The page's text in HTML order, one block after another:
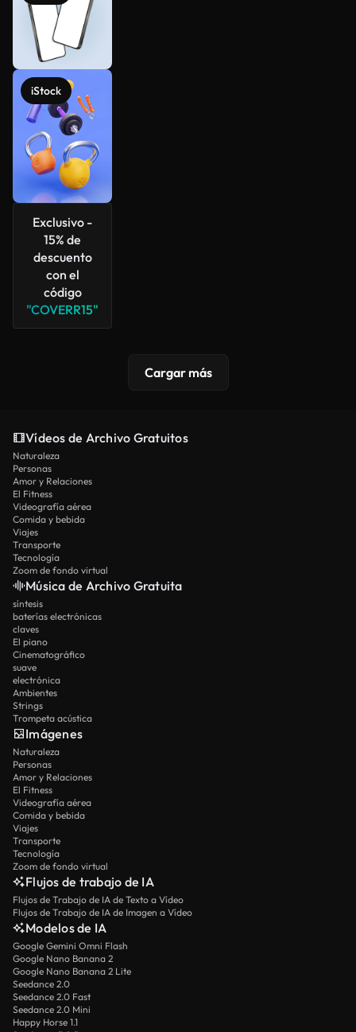
iStock
Exclusivo -
15% de
descuento
con el
código
"COVERR15"
Cargar más
Vídeos de Archivo Gratuitos
Naturaleza
Personas
Amor y Relaciones
El Fitness
Videografía aérea
Comida y bebida
Viajes
Transporte
Tecnología
Zoom de fondo virtual
Música de Archivo Gratuita
síntesis
baterías electrónicas
claves
El piano
Cinematográfico
suave
electrónica
Ambientes
Strings
Trompeta acústica
Imágenes
Naturaleza
Personas
Amor y Relaciones
El Fitness
Videografía aérea
Comida y bebida
Viajes
Transporte
Tecnología
Zoom de fondo virtual
Flujos de trabajo de IA
Flujos de Trabajo de IA de Texto a Vídeo
Flujos de Trabajo de IA de Imagen a Vídeo
Modelos de IA
Google Gemini Omni Flash
Google Nano Banana 2
Google Nano Banana 2 Lite
Seedance 2.0
Seedance 2.0 Fast
Seedance 2.0 Mini
Happy Horse 1.1